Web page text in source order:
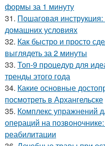
формы за 1 минуту
31. Пошаговая
домашних условиях
32. Как быстро и просто
выглядеть за 2 минуты
33. Топ-9 процедур для
тренды этого года
34. Какие основные
посмотреть в Архангельске
35. Комплекс упражнений
операций на
реабилитации